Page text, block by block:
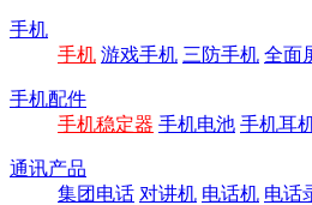
手机
手机 游戏手机 三防手机 全面
手机配件
手机稳定器 手机电池 手机耳
通讯产品
集团电话 对讲机 电话机 电话